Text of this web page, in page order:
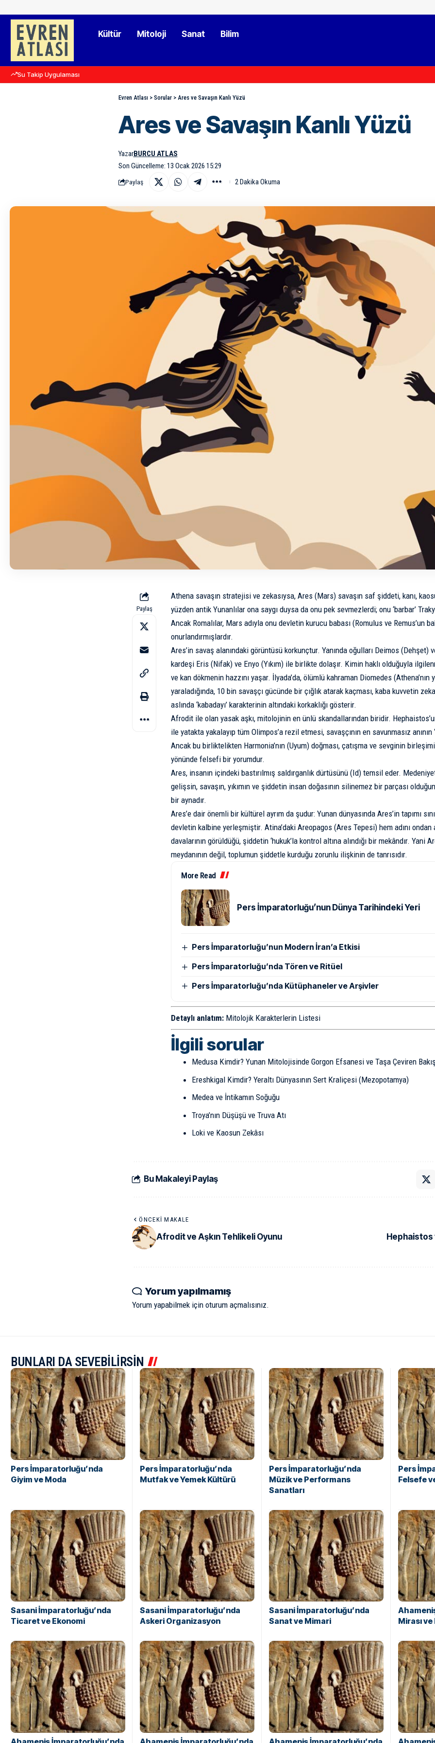
Kültür Mitoloji Sanat Bilim
Su Takip Uygulaması
Evren Atlası> Sorular> Ares ve Savaşın Kanlı Yüzü
Ares ve Savaşın Kanlı Yüzü
Son Güncelleme: 13 Ocak 2026 15:29
YazarBURCU ATLAS
Paylaş 2 Dakika Okuma
Paylaş
Athena savaşın stratejisi ve zekasıysa, Ares (Mars) savaşın saf şiddeti, kanı,
yüzden antik Yunanlılar ona saygı duysa da onu pek sevmezlerdi; onu ‘barbar’
Ancak Romalılar, Mars adıyla onu devletin kurucu babası (Romulus ve Remus’un
onurlandırmışlardır.
Ares’in savaş alanındaki görüntüsü korkunçtur. Yanında oğulları Deimos (Dehşet)
kardeşi Eris (Nifak) ve Enyo (Yıkım) ile birlikte dolaşır. Kimin haklı olduğuyla
ve kan dökmenin hazzını yaşar. İlyada’da, ölümlü kahraman Diomedes (Athena’nın
yaraladığında, 10 bin savaşçı gücünde bir çığlık atarak kaçması, kaba kuvvetin
aslında ‘kabadayı’ karakterinin altındaki korkaklığı gösterir.
Afrodit ile olan yasak aşkı, mitolojinin en ünlü skandallarından biridir.
ile yatakta yakalayıp tüm Olimpos’a rezil etmesi, savaşçının en savunmasız
Ancak bu birliktelikten Harmonia’nın (Uyum) doğması, çatışma ve sevginin
yönünde felsefi bir yorumdur.
Ares, insanın içindeki bastırılmış saldırganlık dürtüsünü (Id) temsil eder.
gelişsin, savaşın, yıkımın ve şiddetin insan doğasının silinemez bir parçası
bir aynadır.
Ares’e dair önemli bir kültürel ayrım da şudur: Yunan dünyasında Ares’in tapımı
devletin kalbine yerleşmiştir. Atina’daki Areopagos (Ares Tepesi) hem adını ondan
davalarının görüldüğü, şiddetin ‘hukuk’la kontrol altına alındığı bir mekândır. Yani
meydanının değil, toplumun şiddetle kurduğu zorunlu ilişkinin de tanrısıdır.
More Read
Pers İmparatorluğu’nun Dünya Tarihindeki Yeri
Pers İmparatorluğu’nun Modern İran’a Etkisi
Pers İmparatorluğu’nda Tören ve Ritüel
Pers İmparatorluğu’nda Kütüphaneler ve Arşivler
Detaylı anlatım: Mitolojik Karakterlerin Listesi
İlgili sorular
Medusa Kimdir? Yunan Mitolojisinde Gorgon Efsanesi ve Taşa Çeviren
Ereshkigal Kimdir? Yeraltı Dünyasının Sert Kraliçesi (Mezopotamya)
Medea ve İntikamın Soğuğu
Troya’nın Düşüşü ve Truva Atı
Loki ve Kaosun Zekâsı
Bu Makaleyi Paylaş
ÖNCEKI MAKALE
Afrodit ve Aşkın Tehlikeli Oyunu Hephaistos
Yorum yapılmamış
Yorum yapabilmek için oturum açmalısınız.
BUNLARI DA SEVEBİLİRSİN
Pers İmparatorluğu’nda
Giyim ve Moda
Pers İmparatorluğu’nda
Mutfak ve Yemek Kültürü
Pers İmparatorluğu’nda
Müzik ve Performans
Sanatları
Pers
Felsefe
Sasani İmparatorluğu’nda
Ticaret ve Ekonomi
Sasani İmparatorluğu’nda
Askeri Organizasyon
Sasani İmparatorluğu’nda
Sanat ve Mimari
Mirası